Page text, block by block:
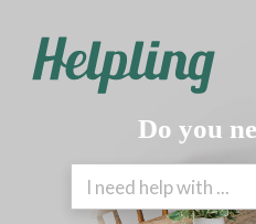
Do you